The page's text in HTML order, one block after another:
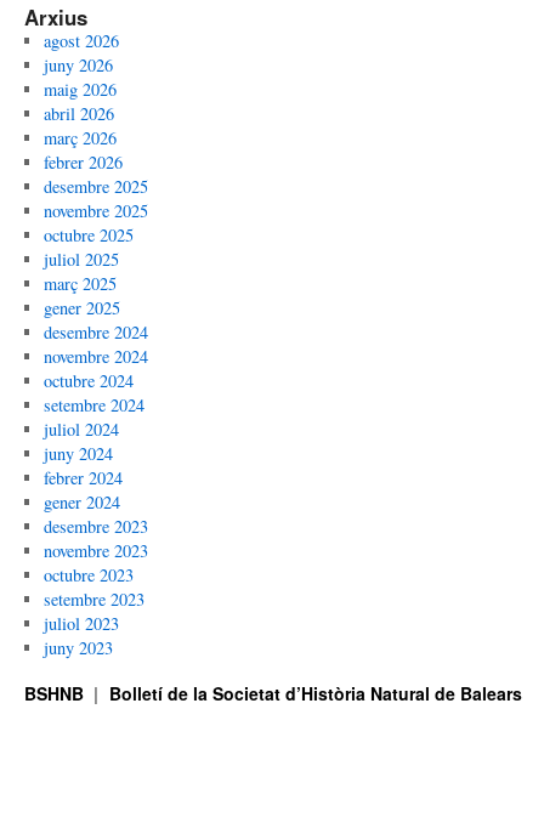
Arxius
agost 2026
juny 2026
maig 2026
abril 2026
març 2026
febrer 2026
desembre 2025
novembre 2025
octubre 2025
juliol 2025
març 2025
gener 2025
desembre 2024
novembre 2024
octubre 2024
setembre 2024
juliol 2024
juny 2024
febrer 2024
gener 2024
desembre 2023
novembre 2023
octubre 2023
setembre 2023
juliol 2023
juny 2023
BSHNB Bolletí de la Societat d’Història Natural de Balears